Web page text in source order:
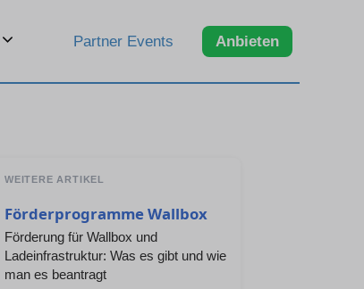
Partner Events Anbieten
WEITERE ARTIKEL
Förderprogramme Wallbox
Förderung für Wallbox und
Ladeinfrastruktur: Was es gibt und wie
man es beantragt